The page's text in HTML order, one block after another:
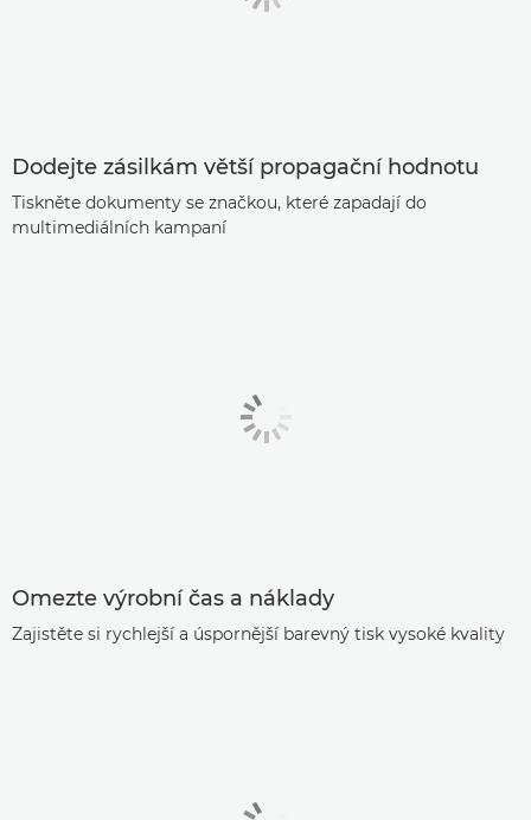
Dodejte zásilkám větší propagační hodnotu
Tiskněte dokumenty se značkou, které zapadají do
multimediálních kampaní
Omezte výrobní čas a náklady
Zajistěte si rychlejší a úspornější barevný tisk vysoké kvality